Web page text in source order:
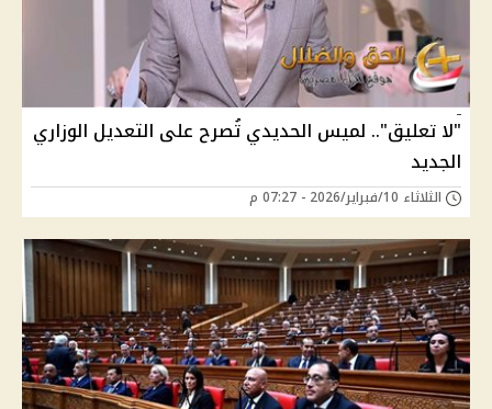
"لا تعليق".. لميس الحديدي تُصرح على التعديل الوزاري
الجديد
الثلاثاء 10/فبراير/2026 - 07:27 م